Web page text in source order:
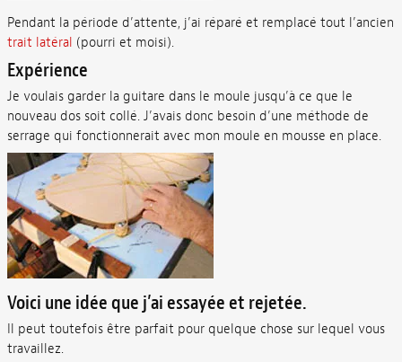
Pendant la période d’attente, j’ai réparé et remplacé tout l’ancien
trait latéral (pourri et moisi).
Expérience
Je voulais garder la guitare dans le moule jusqu’à ce que le
nouveau dos soit collé. J’avais donc besoin d’une méthode de
serrage qui fonctionnerait avec mon moule en mousse en place.
Voici une idée que j’ai essayée et rejetée.
Il peut toutefois être parfait pour quelque chose sur lequel vous
travaillez.